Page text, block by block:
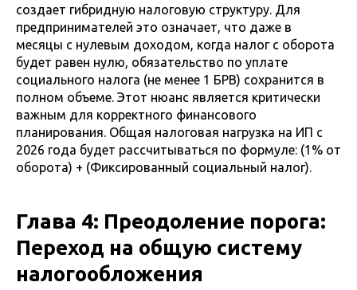
создает гибридную налоговую структуру. Для
предпринимателей это означает, что даже в
месяцы с нулевым доходом, когда налог с оборота
будет равен нулю, обязательство по уплате
социального налога (не менее 1 БРВ) сохранится в
полном объеме. Этот нюанс является критически
важным для корректного финансового
планирования. Общая налоговая нагрузка на ИП с
2026 года будет рассчитываться по формуле: (1% от
оборота) + (Фиксированный социальный налог).
Глава 4: Преодоление порога:
Переход на общую систему
налогообложения